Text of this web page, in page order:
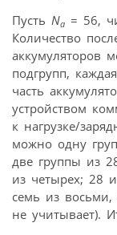
Пусть Na = 56,
Количество
аккумуляторов
подгрупп,
часть
устройством
к нагрузке/
можно одну
две группы из
из четырех; 28
семь из
не учитывает).